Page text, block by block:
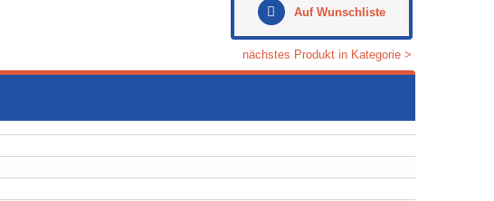
Auf Wunschliste
nächstes Produkt in Kategorie >